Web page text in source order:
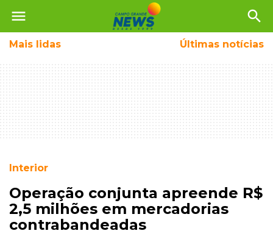
menu search
Mais lidas Últimas notícias
Interior
Operação conjunta apreende R$
2,5 milhões em mercadorias
contrabandeadas